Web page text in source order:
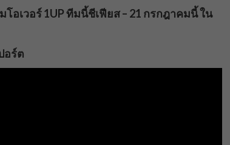
อเวอร์ 1UP ทีมนี้ชีเฟียส – 21 กรกฎาคมนี้ ใน
อร์ต